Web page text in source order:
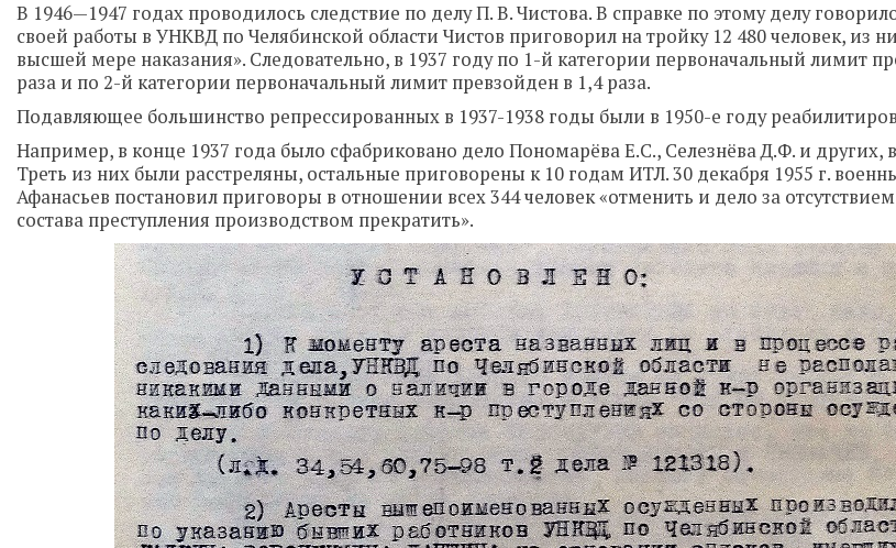
В 1946—1947 годах проводилось следствие по делу П. В. Чистова. В справке по этому делу
своей работы в УНКВД по Челябинской области Чистов приговорил на тройку 12 480 человек, из
высшей мере наказания». Следовательно, в 1937 году по 1-й категории первоначальный лимит
раза и по 2-й категории первоначальный лимит превзойден в 1,4 раза.
Подавляющее большинство репрессированных в 1937-1938 годы были в 1950-е году
Например, в конце 1937 года было сфабриковано дело Пономарёва Е.С., Селезнёва Д.Ф. и других,
Треть из них были расстреляны, остальные приговорены к 10 годам ИТЛ. 30 декабря 1955 г.
Афанасьев постановил приговоры в отношении всех 344 человек «отменить и дело за
состава преступления производством прекратить».